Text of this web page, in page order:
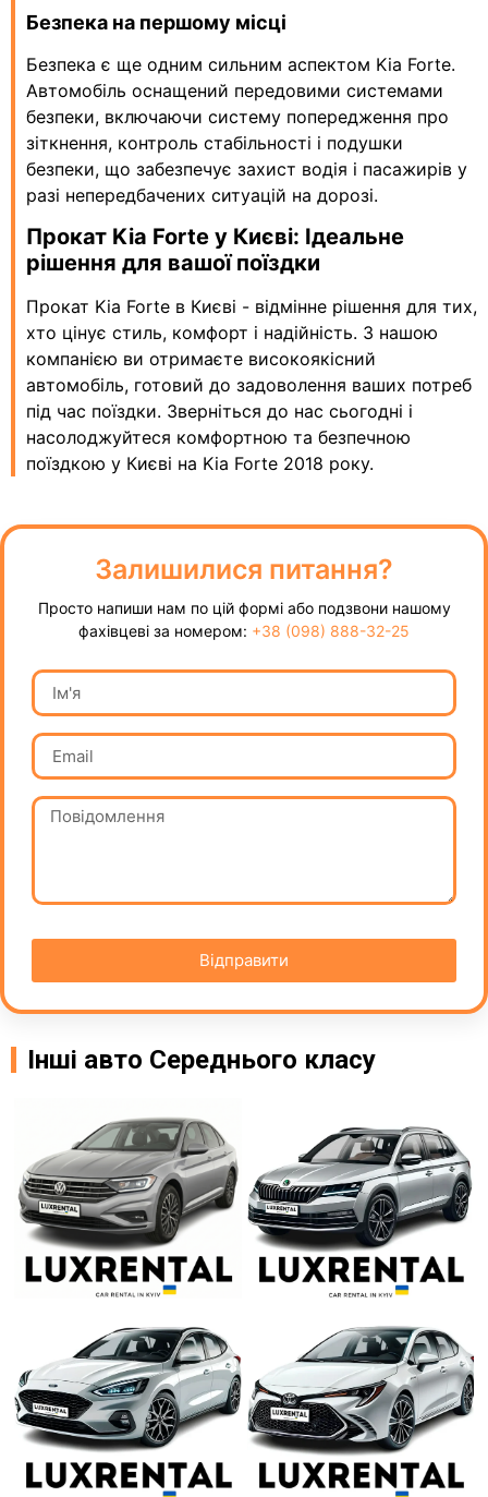
Безпека на першому місці
Безпека є ще одним сильним аспектом Kia Forte.
Автомобіль оснащений передовими системами
безпеки, включаючи систему попередження про
зіткнення, контроль стабільності і подушки
безпеки, що забезпечує захист водія і пасажирів у
разі непередбачених ситуацій на дорозі.
Прокат Kia Forte у Києві: Ідеальне
рішення для вашої поїздки
Прокат Kia Forte в Києві - відмінне рішення для тих,
хто цінує стиль, комфорт і надійність. З нашою
компанією ви отримаєте високоякісний
автомобіль, готовий до задоволення ваших потреб
під час поїздки. Зверніться до нас сьогодні і
насолоджуйтеся комфортною та безпечною
поїздкою у Києві на Kia Forte 2018 року.
Залишилися питання?
Просто напиши нам по цій формі або подзвони нашому
фахівцеві за номером: +38 (098) 888-32-25
Відправити
Інші авто Середнього класу